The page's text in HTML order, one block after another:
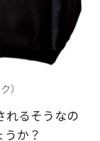
）
れるそうなの
か？